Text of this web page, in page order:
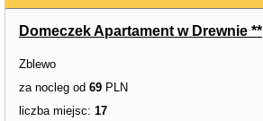
Domeczek Apartament w Drewnie **
Zblewo
za nocleg od 69 PLN
liczba miejsc: 17